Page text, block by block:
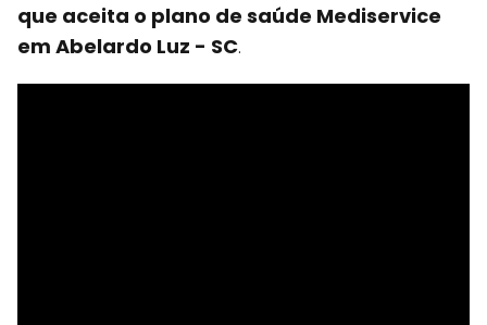
que aceita o plano de saúde Mediservice
em Abelardo Luz - SC.